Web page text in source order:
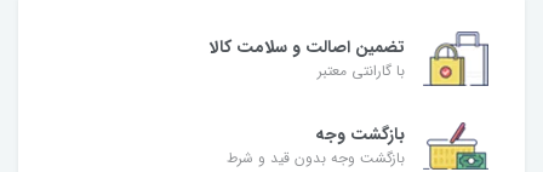
تضمین اصالت و سلامت کالا
با گارانتی معتبر
بازگشت وجه
بازگشت وجه بدون قید و شرط